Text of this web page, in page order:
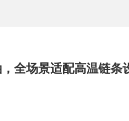
全场景适配高温链条